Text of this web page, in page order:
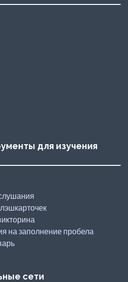
для изучения
на заполнение пробела
сети